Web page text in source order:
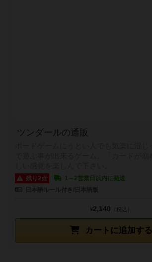
ツンダールの通販
残り2点
1～2営業日以内に発送
カートに追加する
¥2,140 （税込）